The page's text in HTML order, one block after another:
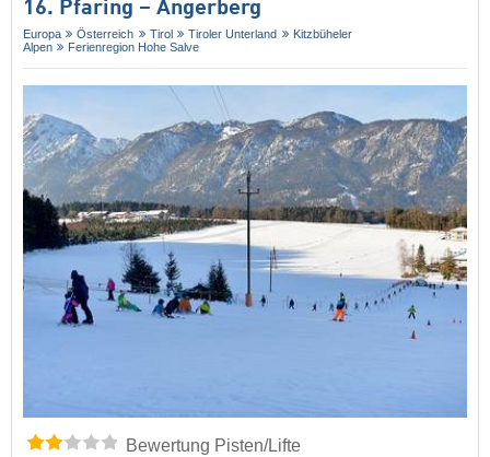
16. Pfaring – Angerberg
Europa Österreich Tirol Tiroler Unterland
Kitzbüheler
Alpen
Ferienregion Hohe Salve
Bewertung Pisten/Lifte